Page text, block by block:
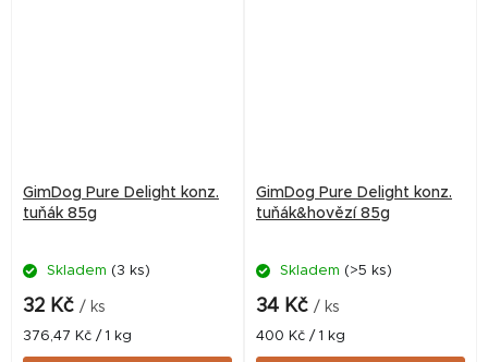
GimDog Pure Delight konz.
tuňák 85g
Skladem (3 ks)
32 Kč / ks
Měrná
cena:
376,47 Kč / 1 kg
GimDog Pure Delight konz.
tuňák&hovězí 85g
Skladem (>5 ks)
34 Kč / ks
Měrná
cena:
400 Kč / 1 kg